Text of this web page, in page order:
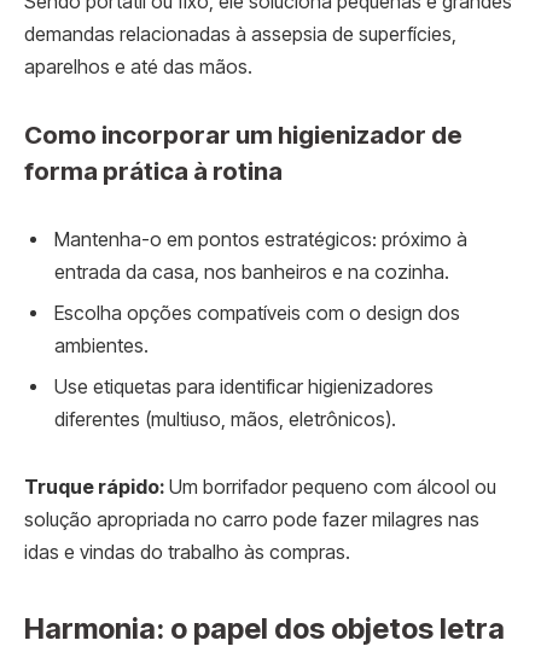
demandas relacionadas à assepsia de superfícies,
aparelhos e até das mãos.
Como incorporar um higienizador de
forma prática à rotina
Mantenha-o em pontos estratégicos: próximo à
entrada da casa, nos banheiros e na cozinha.
Escolha opções compatíveis com o design dos
ambientes.
Use etiquetas para identificar higienizadores
diferentes (multiuso, mãos, eletrônicos).
Truque rápido: Um borrifador pequeno com álcool ou
solução apropriada no carro pode fazer milagres nas
idas e vindas do trabalho às compras.
Harmonia: o papel dos objetos letra